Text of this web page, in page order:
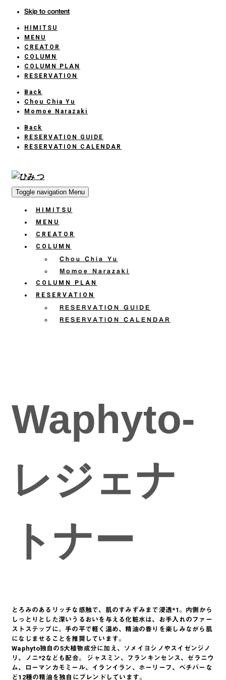
Skip to content
HOME
HIMITSU
MENU
CREATOR
COLUMN
COLUMN PLAN
RESERVATION
Back
Chou Chia Yu
Momoe Narazaki
Back
RESERVATION GUIDE
RESERVATION CALENDAR
Toggle navigation Menu
HIMITSU
MENU
CREATOR
COLUMN
Chou Chia Yu
Momoe Narazaki
COLUMN PLAN
RESERVATION
RESERVATION GUIDE
RESERVATION CALENDAR
Waphyto-
レジェナ
トナー
とろみのあるリッチな感触で、肌のすみずみまで浸透*1。内側から
しっとりとした深いうるおいを与える化粧水は、お手入れのファー
ストステップに。手の平で軽く温め、精油の香りを楽しみながら肌
になじませることを推奨しています。
Waphyto独自の5大植物成分に加え、ソメイヨシノやスイゼンジノ
リ、ノニ*2なども配合。 ジャスミン、フランキンセンス、ゼラニウ
ム、ローマンカモミール、イランイラン、ホーリーフ、ベチバーな
ど12種の精油を独自にブレンドしています。